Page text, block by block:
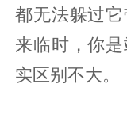
都无法躲过
来临时，你
实区别不大。